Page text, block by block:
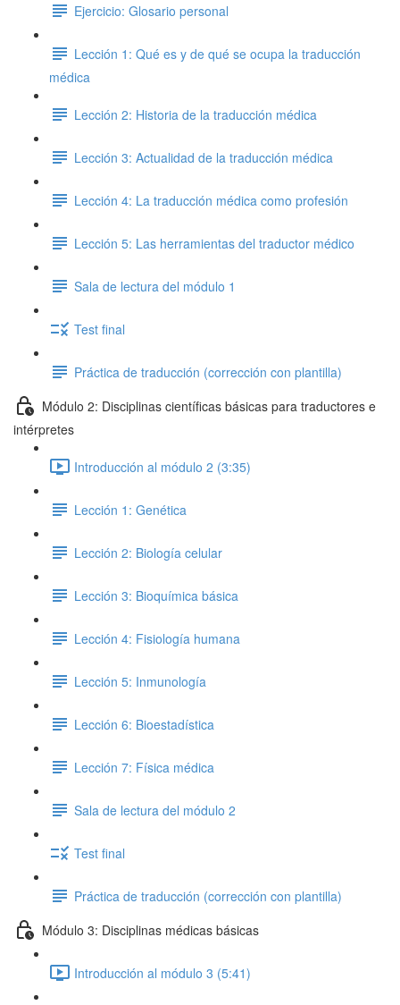
Ejercicio: Glosario personal
Lección 1: Qué es y de qué se ocupa la traducción
médica
Lección 2: Historia de la traducción médica
Lección 3: Actualidad de la traducción médica
Lección 4: La traducción médica como profesión
Lección 5: Las herramientas del traductor médico
Sala de lectura del módulo 1
Test final
Práctica de traducción (corrección con plantilla)
Módulo 2: Disciplinas científicas básicas para traductores e
intérpretes
Introducción al módulo 2 (3:35)
Lección 1: Genética
Lección 2: Biología celular
Lección 3: Bioquímica básica
Lección 4: Fisiología humana
Lección 5: Inmunología
Lección 6: Bioestadística
Lección 7: Física médica
Sala de lectura del módulo 2
Test final
Práctica de traducción (corrección con plantilla)
Módulo 3: Disciplinas médicas básicas
Introducción al módulo 3 (5:41)